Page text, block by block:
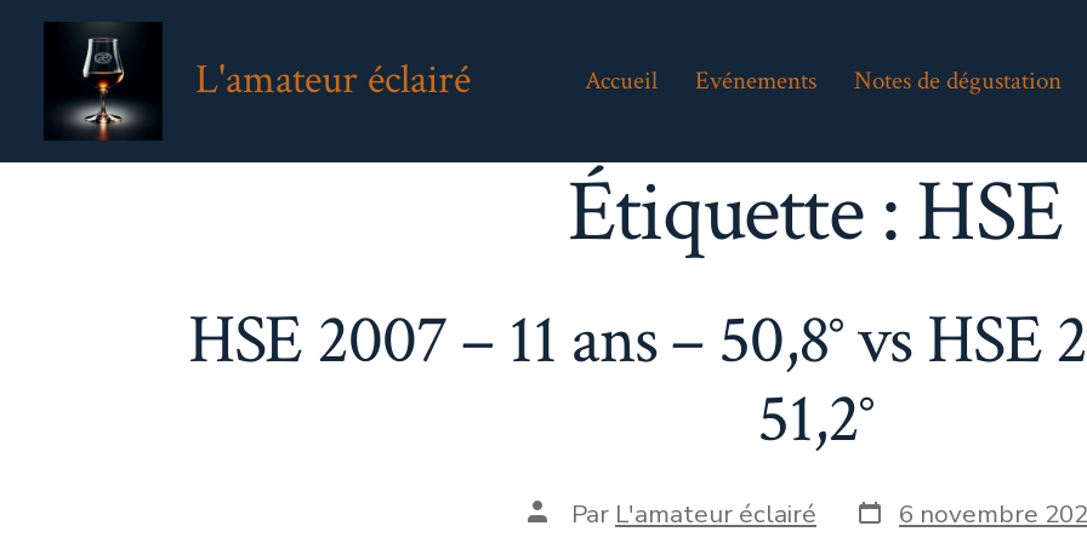
Aller
L'amateur éclairé Accueil Evénements Notes de dégustation
Étiquette :HSE
HSE 2007 – 11 ans – 50,8° vs HSE
51,2°
Auteur
Par L'amateur éclairé Date
de
6 novembre